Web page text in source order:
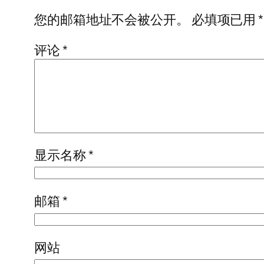
您的邮箱地址不会被公开。 必填项已用*
评论*
显示名称*
邮箱*
网站